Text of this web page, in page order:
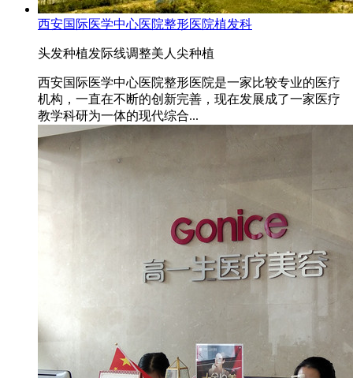
西安国际医学中心医院整形医院植发科
头发种植发际线调整美人尖种植
西安国际医学中心医院整形医院是一家比较专业的医疗
机构，一直在不断的创新完善，现在发展成了一家医疗
教学科研为一体的现代综合...